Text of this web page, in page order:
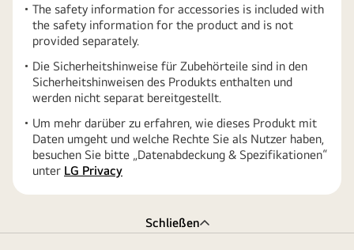
The safety information for accessories is included with
the safety information for the product and is not
provided separately.
Die Sicherheitshinweise für Zubehörteile sind in den
Sicherheitshinweisen des Produkts enthalten und
werden nicht separat bereitgestellt.
Um mehr darüber zu erfahren, wie dieses Produkt mit
Daten umgeht und welche Rechte Sie als Nutzer haben,
besuchen Sie bitte „Datenabdeckung & Spezifikationen“
unter LG Privacy
Schließen